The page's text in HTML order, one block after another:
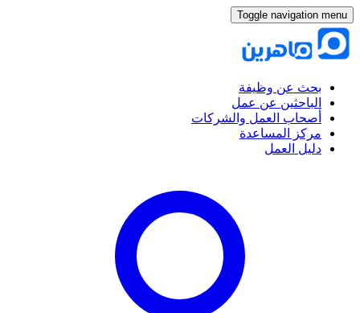
Toggle navigation menu
بحث عن وظيفة
الباحثين عن عمل
أصحاب العمل والشركات
مركز المساعدة
دليل العمل